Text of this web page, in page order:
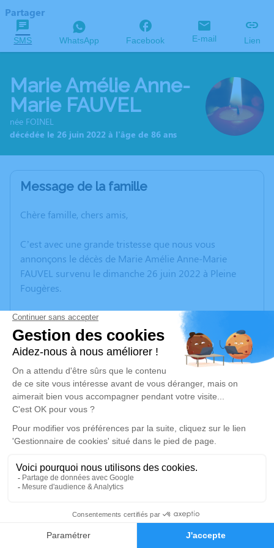
Faire-part Hommages
Partager
SMS WhatsApp Facebook E-mail Lien
Marie Amélie Anne-
Marie FAUVEL
née FOINEL
décédée le 26 juin 2022 à l'âge de 86 ans
Message de la famille
Chère famille, chers amis,
C’est avec une grande tristesse que nous vous
annonçons le décès de Marie Amélie Anne-Marie
FAUVEL survenu le dimanche 26 juin 2022 à Pleine
Fougères.
Nous vous invitons à utiliser cet espace pour laisser
vos condoléances, partager des photos souvenirs, une
anecdote ou exprimer vos pensées à travers des
poèmes ou des textes. Cet endroit est un lieu
d'expression dédié à honorer la mémoire de Marie
Amélie Anne-Marie FAUVEL.
disponible ici .
Je rends hommage
mardi 28 juin 2022 à 14h30
Église Saint Martin de Tours de Pleine-